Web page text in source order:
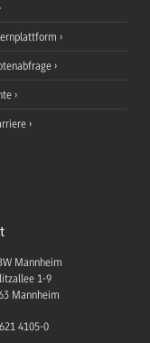
Mannheim
1-9
Mannheim
4105-0